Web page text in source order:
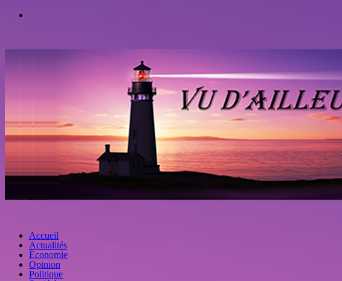
Accueil
Actualités
Économie
Opinion
Politique